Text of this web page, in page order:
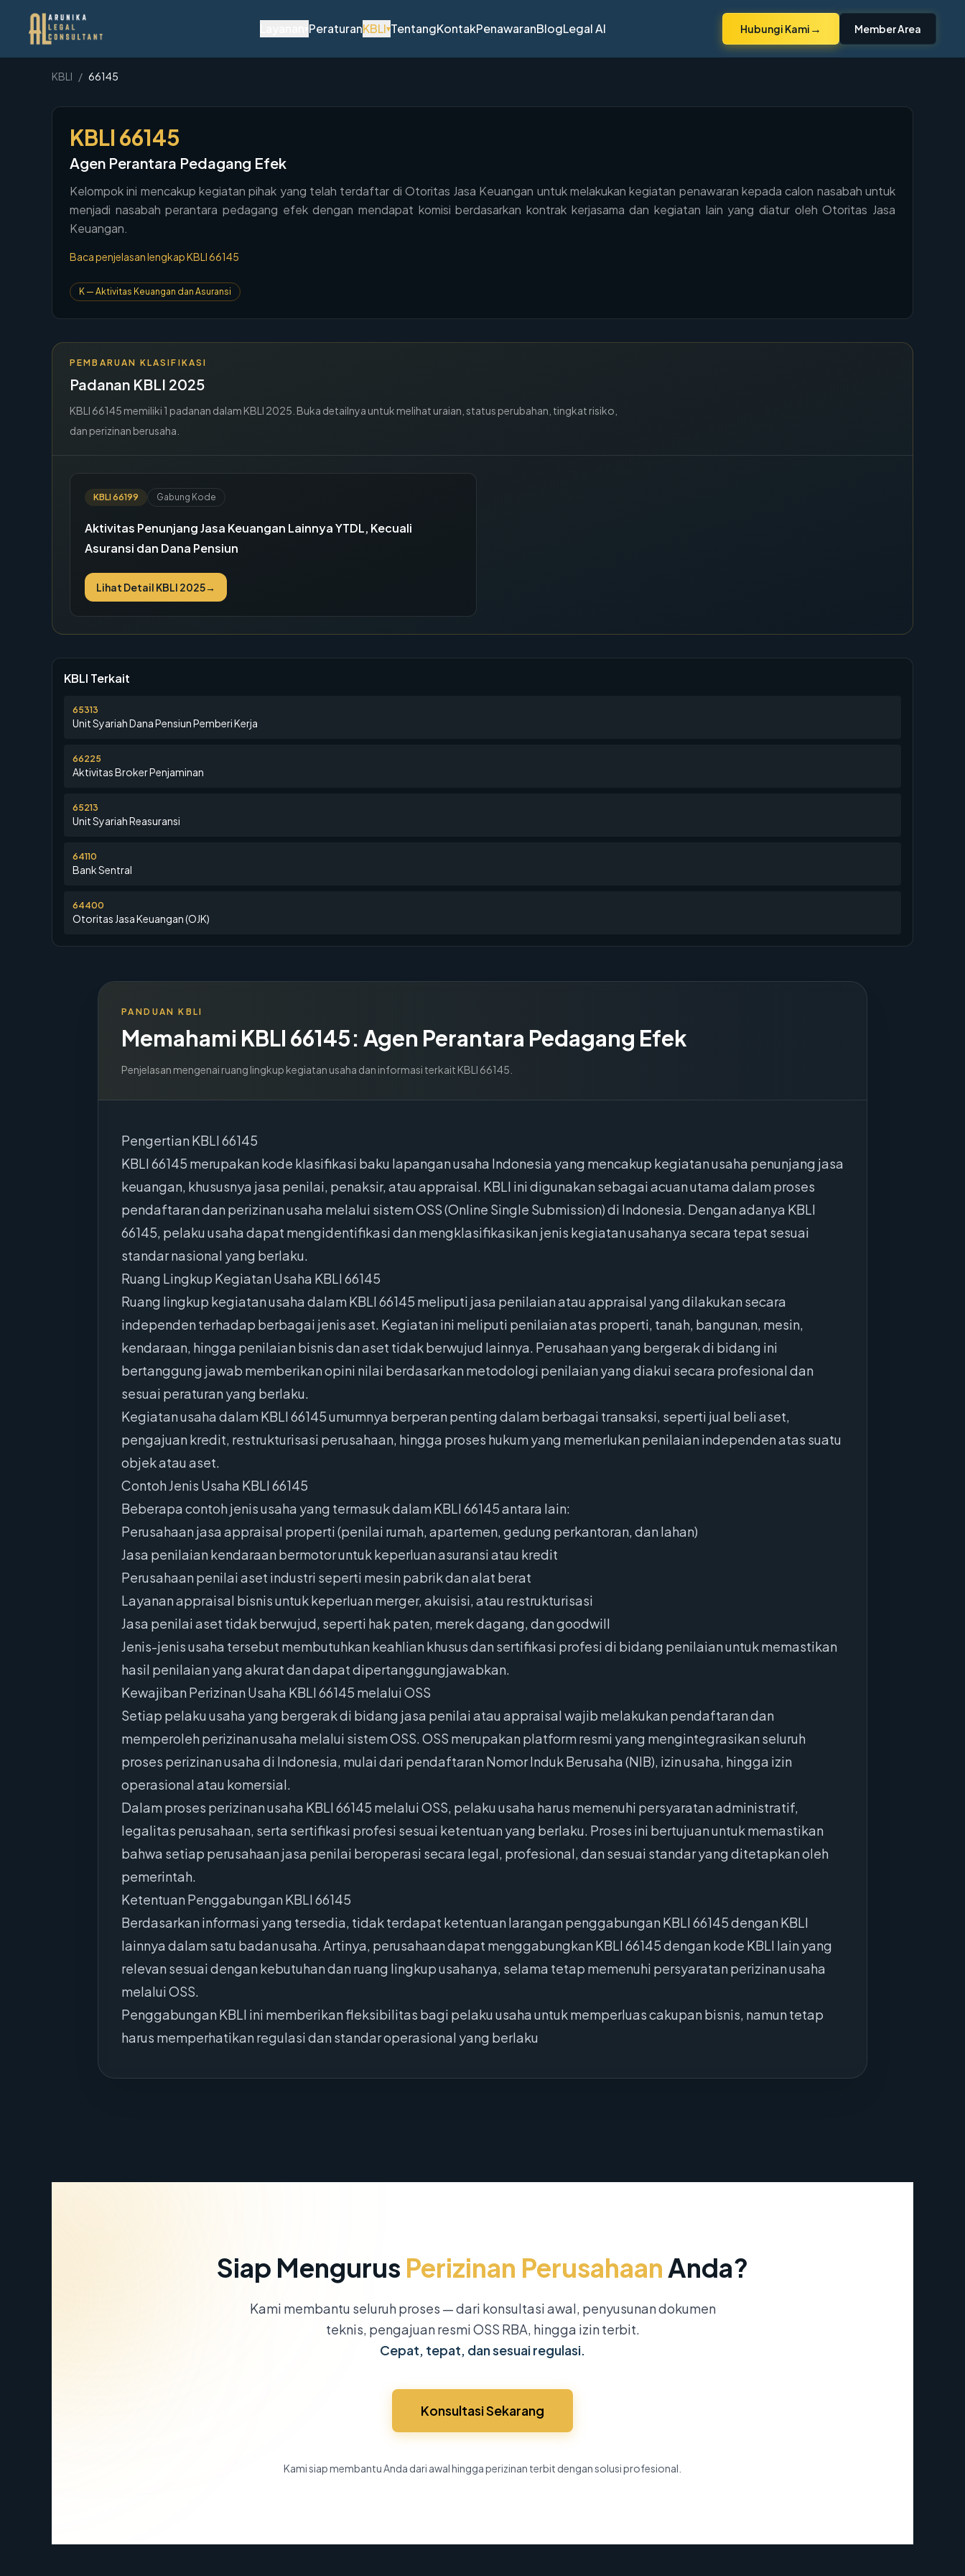
PeraturanKBLI▾TentangKontakPenawaranBlogLegal AI Hubungi Kami → Member Area
KBLI / 66145
KBLI 66145
Agen Perantara Pedagang Efek
Kelompok ini mencakup kegiatan pihak yang telah terdaftar di Otoritas Jasa Keuangan untuk melakukan kegiatan penawaran kepada calon nasabah untuk
menjadi nasabah perantara pedagang efek dengan mendapat komisi berdasarkan kontrak kerjasama dan kegiatan lain yang diatur oleh Otoritas Jasa
Keuangan.
Baca penjelasan lengkap KBLI66145
K— Aktivitas Keuangan dan Asuransi
PEMBARUAN KLASIFIKASI
Padanan KBLI 2025
KBLI 66145 memiliki 1 padanan dalam KBLI 2025. Buka detailnya untuk melihat uraian, status perubahan, tingkat risiko,
dan perizinan berusaha.
KBLI 66199 Gabung Kode
Aktivitas Penunjang Jasa Keuangan Lainnya YTDL, Kecuali
Asuransi dan Dana Pensiun
Lihat Detail KBLI 2025→
KBLI Terkait
65313
Unit Syariah Dana Pensiun Pemberi Kerja
66225
Aktivitas Broker Penjaminan
65213
Unit Syariah Reasuransi
64110
Bank Sentral
64400
Otoritas Jasa Keuangan (OJK)
PANDUAN KBLI
Memahami KBLI 66145: Agen Perantara Pedagang Efek
Penjelasan mengenai ruang lingkup kegiatan usaha dan informasi terkait KBLI 66145
Pengertian KBLI 66145
KBLI 66145 merupakan kode klasifikasi baku lapangan usaha Indonesia yang mencakup kegiatan usaha penunjang jasa
keuangan, khususnya jasa penilai, penaksir, atau appraisal. KBLI ini digunakan sebagai acuan utama dalam proses
pendaftaran dan perizinan usaha melalui sistem OSS (Online Single Submission) di Indonesia. Dengan adanya KBLI
66145, pelaku usaha dapat mengidentifikasi dan mengklasifikasikan jenis kegiatan usahanya secara tepat sesuai
standar nasional yang berlaku.
Ruang Lingkup Kegiatan Usaha KBLI 66145
Ruang lingkup kegiatan usaha dalam KBLI 66145 meliputi jasa penilaian atau appraisal yang dilakukan secara
independen terhadap berbagai jenis aset. Kegiatan ini meliputi penilaian atas properti, tanah, bangunan, mesin,
kendaraan, hingga penilaian bisnis dan aset tidak berwujud lainnya. Perusahaan yang bergerak di bidang ini
bertanggung jawab memberikan opini nilai berdasarkan metodologi penilaian yang diakui secara profesional dan
sesuai peraturan yang berlaku.
Kegiatan usaha dalam KBLI 66145 umumnya berperan penting dalam berbagai transaksi, seperti jual beli aset,
pengajuan kredit, restrukturisasi perusahaan, hingga proses hukum yang memerlukan penilaian independen atas suatu
objek atau aset.
Contoh Jenis Usaha KBLI 66145
Beberapa contoh jenis usaha yang termasuk dalam KBLI 66145 antara lain:
Perusahaan jasa appraisal properti (penilai rumah, apartemen, gedung perkantoran, dan lahan)
Jasa penilaian kendaraan bermotor untuk keperluan asuransi atau kredit
Perusahaan penilai aset industri seperti mesin pabrik dan alat berat
Layanan appraisal bisnis untuk keperluan merger, akuisisi, atau restrukturisasi
Jasa penilai aset tidak berwujud, seperti hak paten, merek dagang, dan goodwill
Jenis-jenis usaha tersebut membutuhkan keahlian khusus dan sertifikasi profesi di bidang penilaian untuk memastikan
hasil penilaian yang akurat dan dapat dipertanggungjawabkan.
Kewajiban Perizinan Usaha KBLI 66145 melalui OSS
Setiap pelaku usaha yang bergerak di bidang jasa penilai atau appraisal wajib melakukan pendaftaran dan
memperoleh perizinan usaha melalui sistem OSS. OSS merupakan platform resmi yang mengintegrasikan seluruh
proses perizinan usaha di Indonesia, mulai dari pendaftaran Nomor Induk Berusaha (NIB), izin usaha, hingga izin
operasional atau komersial.
Dalam proses perizinan usaha KBLI 66145 melalui OSS, pelaku usaha harus memenuhi persyaratan administratif,
legalitas perusahaan, serta sertifikasi profesi sesuai ketentuan yang berlaku. Proses ini bertujuan untuk memastikan
bahwa setiap perusahaan jasa penilai beroperasi secara legal, profesional, dan sesuai standar yang ditetapkan oleh
pemerintah.
Ketentuan Penggabungan KBLI 66145
Berdasarkan informasi yang tersedia, tidak terdapat ketentuan larangan penggabungan KBLI 66145 dengan KBLI
lainnya dalam satu badan usaha. Artinya, perusahaan dapat menggabungkan KBLI 66145 dengan kode KBLI lain yang
relevan sesuai dengan kebutuhan dan ruang lingkup usahanya, selama tetap memenuhi persyaratan perizinan usaha
melalui OSS.
Penggabungan KBLI ini memberikan fleksibilitas bagi pelaku usaha untuk memperluas cakupan bisnis, namun tetap
harus memperhatikan regulasi dan standar operasional yang berlaku
Siap Mengurus Perizinan PerusahaanAnda?
Kami membantu seluruh proses — dari konsultasi awal, penyusunan dokumen
teknis, pengajuan resmi OSS RBA, hingga izin terbit.
Cepat, tepat, dan sesuai regulasi.
Konsultasi Sekarang
Kami siap membantu Anda dari awal hingga perizinan terbit dengan solusi profesional.